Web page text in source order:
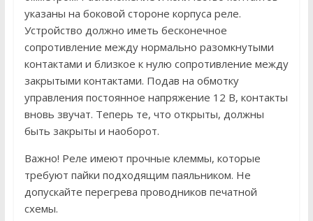
указаны на боковой стороне корпуса реле.
Устройство должно иметь бесконечное
сопротивление между нормально разомкнутыми
контактами и близкое к нулю сопротивление между
закрытыми контактами. Подав на обмотку
управления постоянное напряжение 12 В, контакты
вновь звучат. Теперь те, что открыты, должны
быть закрыты и наоборот.
Важно! Реле имеют прочные клеммы, которые
требуют пайки подходящим паяльником. Не
допускайте перегрева проводников печатной
схемы.